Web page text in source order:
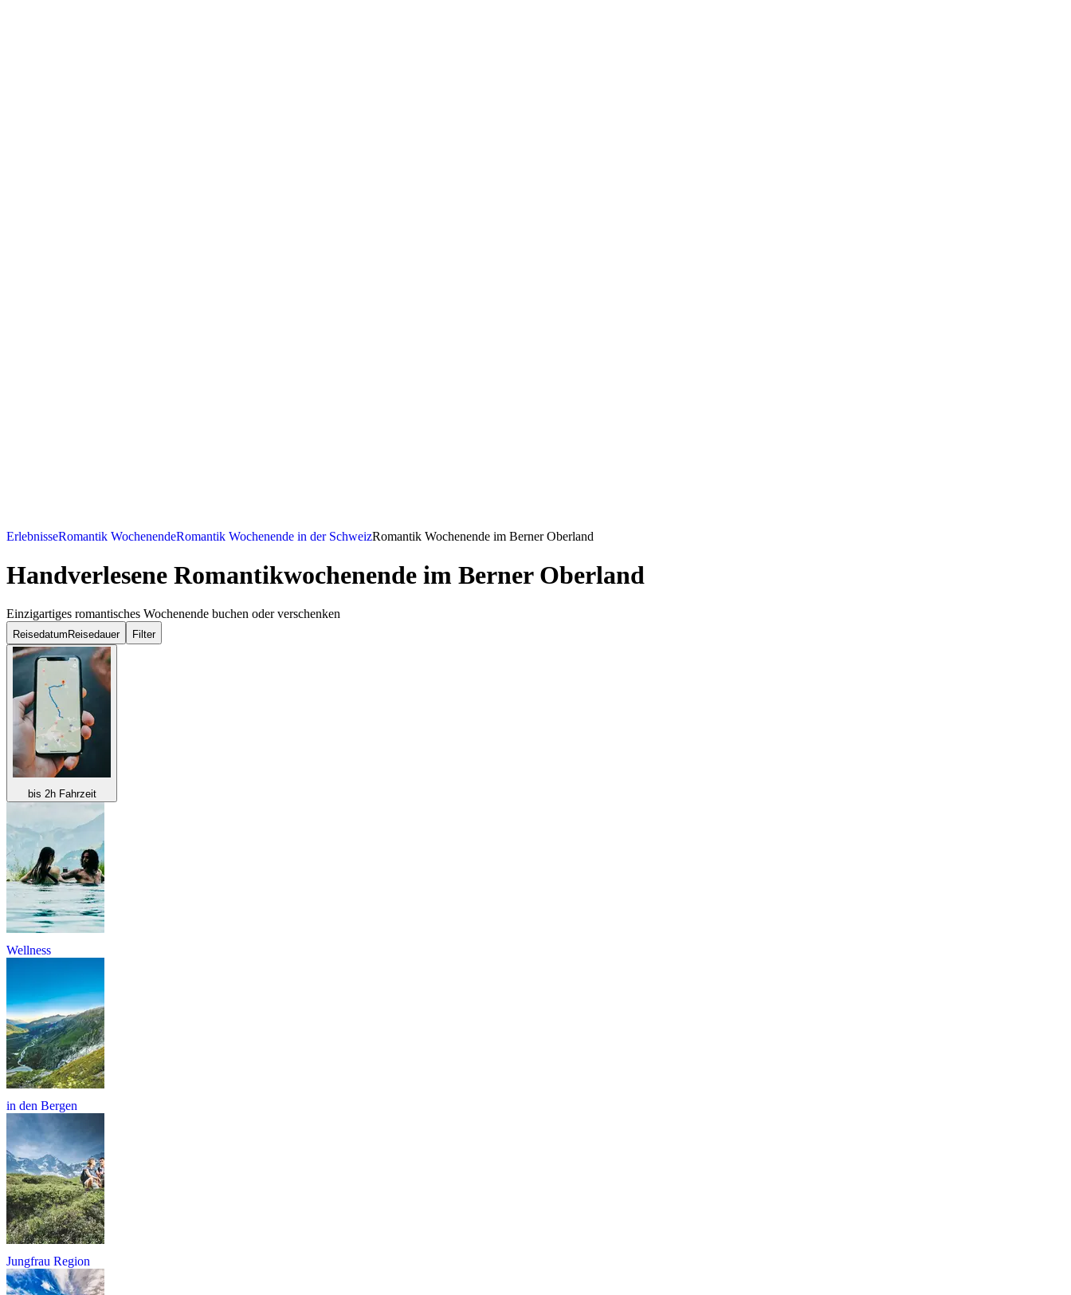
ErlebnisseRomantik WochenendeRomantik Wochenende in der SchweizRomantik Wochenende im Berner Oberland
Handverlesene Romantikwochenende im Berner Oberland
Einzigartiges romantisches Wochenende buchen oder verschenken
Reisedatum Reisedauer Filter
bis 2h Fahrzeit
Wellness
in den Bergen
Jungfrau Region